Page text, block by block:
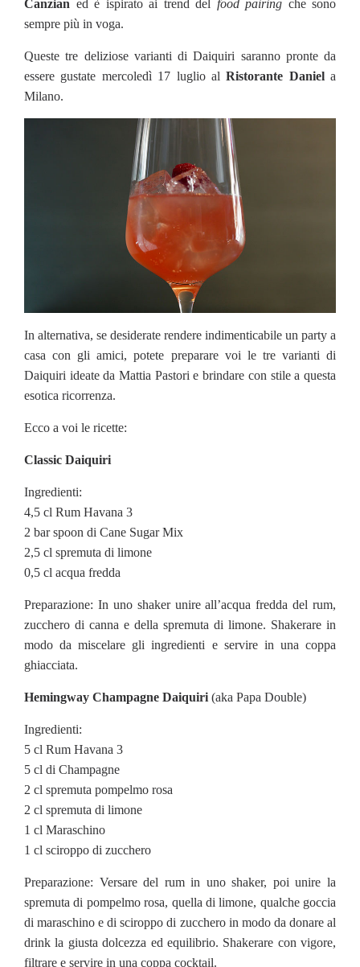
Canzian ed è ispirato ai trend del food pairing che sono
sempre più in voga.
Queste tre deliziose varianti di Daiquiri saranno pronte da
essere gustate mercoledì 17 luglio alRistorante Daniela
Milano.
In alternativa, se desiderate rendere indimenticabile un party a
casa con gli amici, potete preparare voi le tre varianti di
Daiquiri ideate da Mattia Pastori e brindare con stile a questa
esotica ricorrenza.
Ecco a voi le ricette:
Classic Daiquiri
Ingredienti:
4,5 cl Rum Havana 3
2 bar spoon di Cane Sugar Mix
2,5 cl spremuta di limone
0,5 cl acqua fredda
Preparazione: In uno shaker unire all’acqua fredda del rum,
zucchero di canna e della spremuta di limone. Shakerare in
modo da miscelare gli ingredienti e servire in una coppa
ghiacciata.
Hemingway Champagne Daiquiri (aka Papa Double)
Ingredienti:
5 cl Rum Havana 3
5 cl di Champagne
2 cl spremuta pompelmo rosa
2 cl spremuta di limone
1 cl Maraschino
1 cl sciroppo di zucchero
Preparazione: Versare del rum in uno shaker, poi unire la
spremuta di pompelmo rosa, quella di limone, qualche goccia
di maraschino e di sciroppo di zucchero in modo da donare al
drink la giusta dolcezza ed equilibrio. Shakerare con vigore,
filtrare e servire in una coppa cocktail.